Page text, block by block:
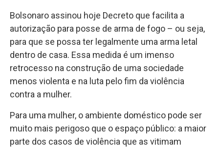
Bolsonaro assinou hoje Decreto que facilita a
autorização para posse de arma de fogo – ou seja,
para que se possa ter legalmente uma arma letal
dentro de casa. Essa medida é um imenso
retrocesso na construção de uma sociedade
menos violenta e na luta pelo fim da violência
contra a mulher.
Para uma mulher, o ambiente doméstico pode ser
muito mais perigoso que o espaço público: a maior
parte dos casos de violência que as vitimam